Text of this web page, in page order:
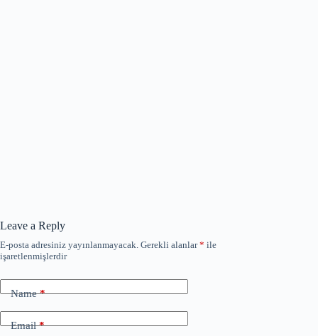
Leave a Reply
E-posta adresiniz yayınlanmayacak. Gerekli alanlar* ile
işaretlenmişlerdir
Name*
Email*